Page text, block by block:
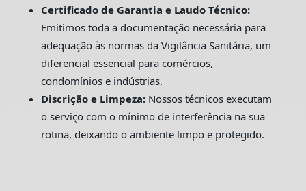
Certificado de Garantia e Laudo Técnico:
Emitimos toda a documentação necessária para
adequação às normas da Vigilância Sanitária, um
diferencial essencial para comércios,
condomínios e indústrias.
Discrição e Limpeza:Nossos técnicos executam
o serviço com o mínimo de interferência na sua
rotina, deixando o ambiente limpo e protegido.